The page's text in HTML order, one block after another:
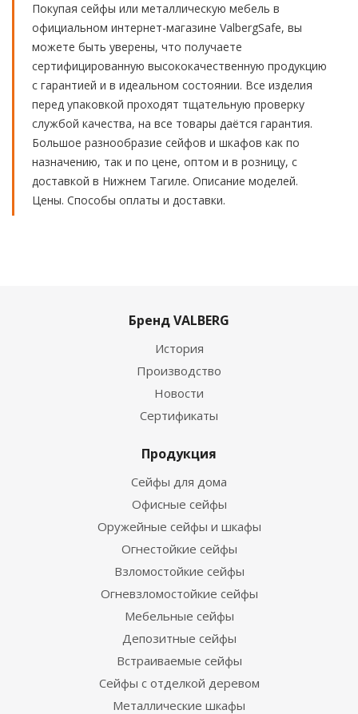
Покупая сейфы или металлическую мебель в
официальном интернет-магазине ValbergSafe, вы
можете быть уверены, что получаете
сертифицированную высококачественную продукцию
с гарантией и в идеальном состоянии. Все изделия
перед упаковкой проходят тщательную проверку
службой качества, на все товары даётся гарантия.
Большое разнообразие сейфов и шкафов как по
назначению, так и по цене, оптом и в розницу, с
доставкой в Нижнем Тагиле. Описание моделей.
Цены. Способы оплаты и доставки.
Бренд VALBERG
История
Производство
Новости
Сертификаты
Продукция
Сейфы для дома
Офисные сейфы
Оружейные сейфы и шкафы
Огнестойкие сейфы
Взломостойкие сейфы
Огневзломостойкие сейфы
Мебельные сейфы
Депозитные сейфы
Встраиваемые сейфы
Сейфы с отделкой деревом
Металлические шкафы